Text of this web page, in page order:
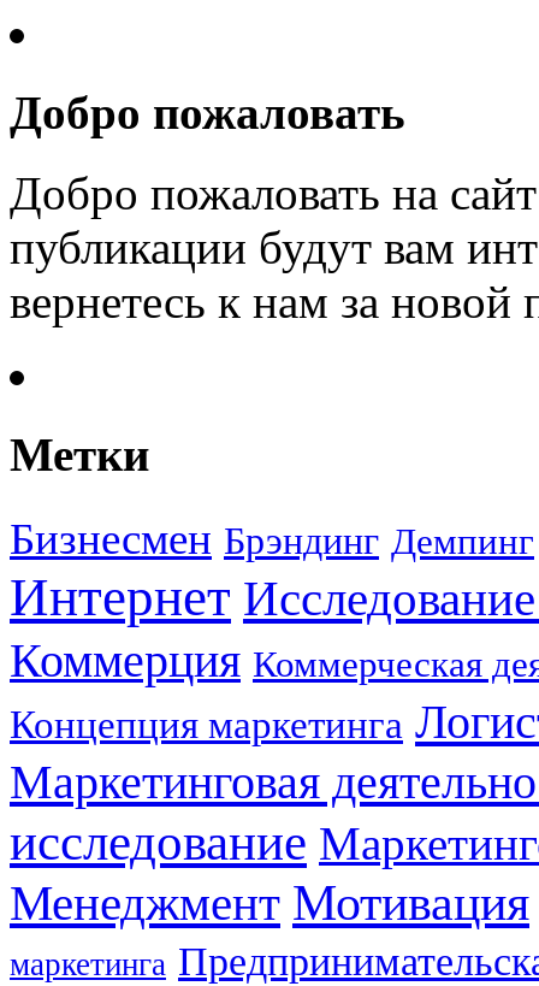
Добро пожаловать
Добро пожаловать на
публикации будут вам
вернетесь к нам за
Метки
Бизнесмен Брэндинг Демпинг
Интернет
Коммерция Коммерческая
Концепция маркетинга
Маркетинговая
исследование
Менеджмент Мотивация
маркетинга